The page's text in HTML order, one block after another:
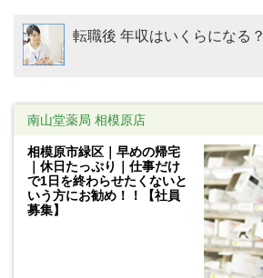
転職後 年収はいくらになる？
南山堂薬局 相模原店
相模原市緑区｜早めの帰宅
｜休日たっぷり｜仕事だけ
で1日を終わらせたくないと
いう方にお勧め！！【社員
募集】